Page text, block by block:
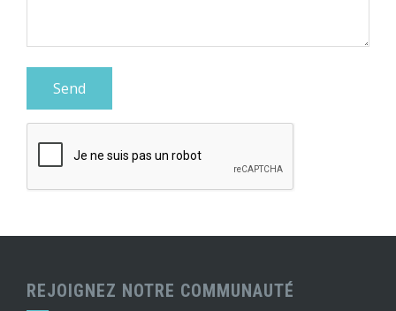
REJOIGNEZ NOTRE COMMUNAUTÉ